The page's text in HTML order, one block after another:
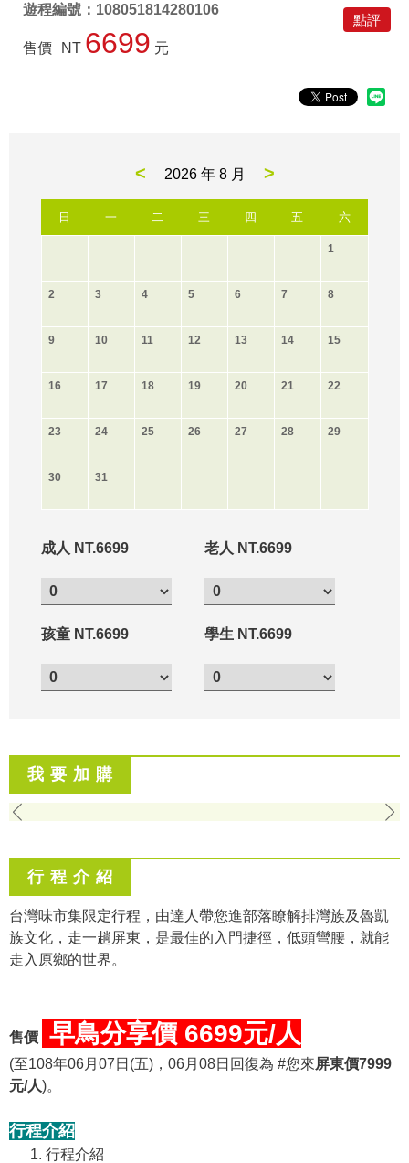
點評
遊程編號：108051814280106
售價 NT 6699 元
< 2026 年 8 月 >
日 一 二 三 四 五 六
1
2 3 4 5 6 7 8
9 10 11 12 13 14 15
16 17 18 19 20 21 22
23 24 25 26 27 28 29
30 31
成人 NT.6699 老人 NT.6699
孩童 NT.6699 學生 NT.6699
我 要 加 購
行 程 介 紹
台灣味市集限定行程，由達人帶您進部落瞭解排灣族及魯凱
族文化，走一趟屏東，是最佳的入門捷徑，低頭彎腰，就能
走入原鄉的世界。
售價 早鳥分享價 6699元/人
(至108年06月07日(五)，06月08日回復為 #您來屏東價7999
元/人)。
行程介紹
行程介紹